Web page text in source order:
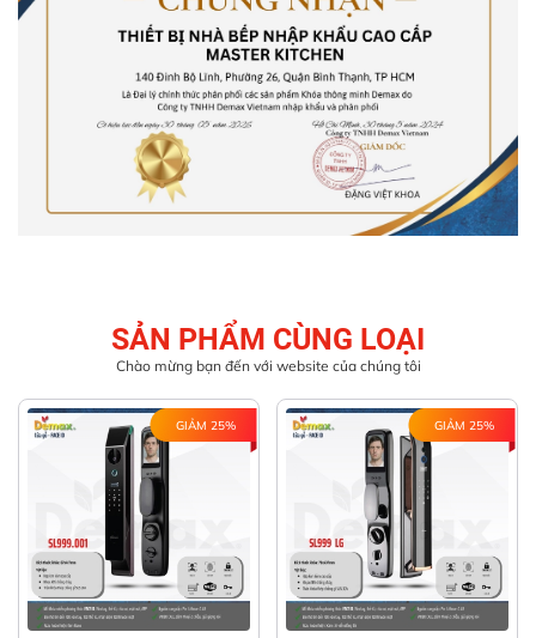
SẢN PHẨM CÙNG LOẠI
Chào mừng bạn đến với website của chúng tôi
GIẢM 25% GIẢM 25%